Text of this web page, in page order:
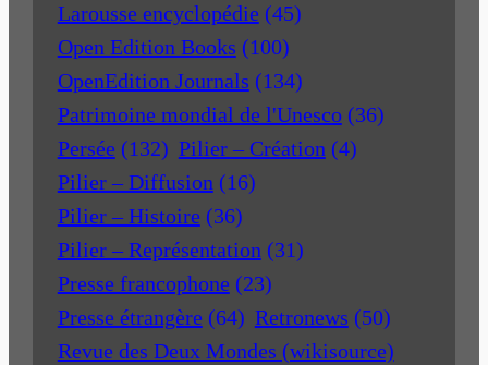
Larousse encyclopédie (45)
Open Edition Books (100)
OpenEdition Journals (134)
Patrimoine mondial de l'Unesco (36)
Persée (132) Pilier – Création (4)
Pilier – Diffusion (16)
Pilier – Histoire (36)
Pilier – Représentation (31)
Presse francophone (23)
Presse étrangère (64) Retronews (50)
Revue des Deux Mondes (wikisource)